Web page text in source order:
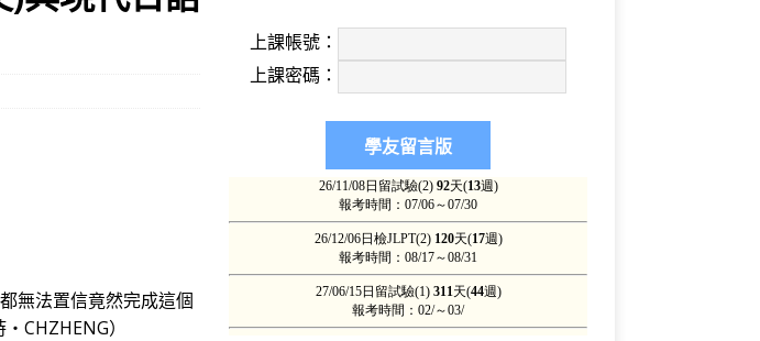
無法置信竟然完成這個
）
上課帳號：
上課密碼：